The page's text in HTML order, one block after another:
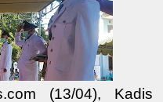
(13/04), Kadis